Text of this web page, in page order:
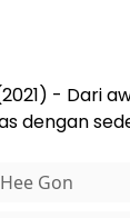
- Dari
dengan
Gon